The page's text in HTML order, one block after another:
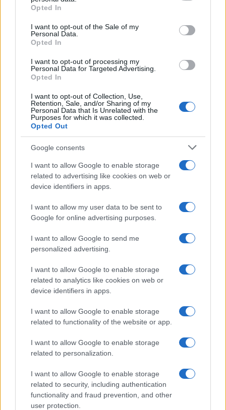
grant or deny consent to Google and its third-party tags to
use your data for below specified purposes in below Google
consent section.
Opted In
I want to opt-out of the Sale of my
Personal Data.
Opted In
I want to opt-out of processing my
Personal Data for Targeted Advertising.
Opted In
I want to opt-out of Collection, Use,
Retention, Sale, and/or Sharing of my
Personal Data that Is Unrelated with the
Purposes for which it was collected.
Opted Out
Google consents
I want to allow Google to enable storage
related to advertising like cookies on web or
device identifiers in apps.
I want to allow my user data to be sent to
Google for online advertising purposes.
I want to allow Google to send me
personalized advertising.
I want to allow Google to enable storage
related to analytics like cookies on web or
device identifiers in apps.
I want to allow Google to enable storage
related to functionality of the website or app.
I want to allow Google to enable storage
related to personalization.
I want to allow Google to enable storage
related to security, including authentication
functionality and fraud prevention, and other
user protection.
két járókelőt.
A németországi zsidó szervezetek már jó ideje
panaszkodnak arra, hogy terjed az
antiszemitizmus. Josef Schuster, a Német
Zsidók Központi tanácsa elnöke szerint „nem
szabad alábecsülni azt, hogy a
szélsőjobboldal mennyire nyitott az
erőszakra.” A felmérések szerint 2018-ban
egy év alatt húsz százalékkal emelkedett az
antiszemita indíttatású bűncselekmények
száma Németországban, ahol egyébként húsz
éve folyamatosan növekszik a
szélsőjobboldali, illetve zsidóellenes
bűntények száma, miközben általánosságban
egyre kevesebb bűncselekményt követnek el.
szégyen, hogy 75 évvel Auschwitz
felszabadítása után a zsidó hitű emberek
nem érzik magukat otthon Németországban”.
A tavalyi évet sokan
vízválasztónak tartják egyrészt a
hallei zsinagógatámadás miatt,
másrészt pedig azért, mert
júniusban egy feltételezett